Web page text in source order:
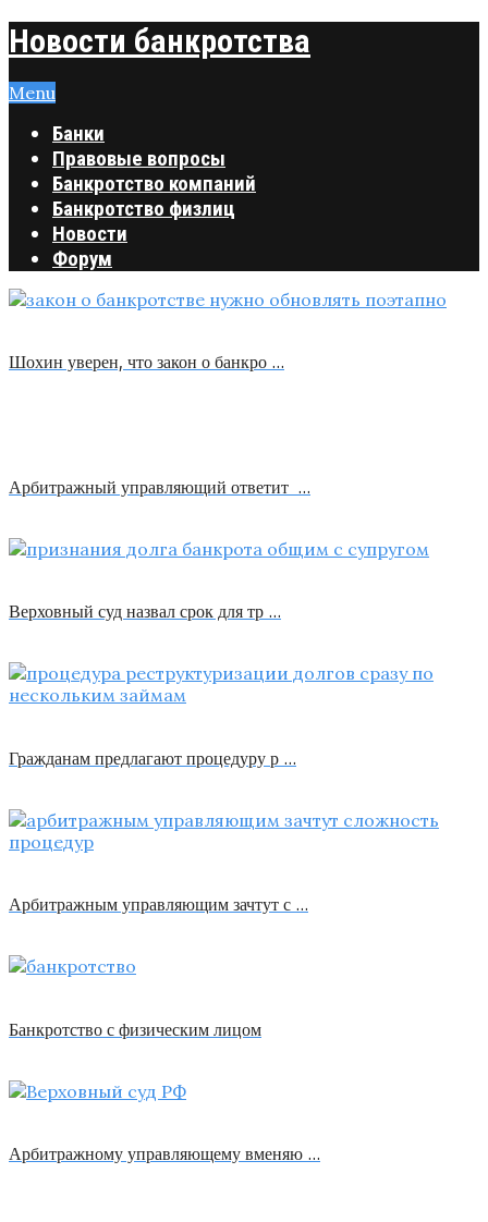
Новости банкротства
Menu
Банки
Правовые вопросы
Банкротство компаний
Банкротство физлиц
Новости
Форум
Шохин уверен, что закон о банкро …
Арбитражный управляющий ответит …
Верховный суд назвал срок для тр …
Гражданам предлагают процедуру р …
Арбитражным управляющим зачтут с …
Банкротство с физическим лицом
Арбитражному управляющему вменяю …